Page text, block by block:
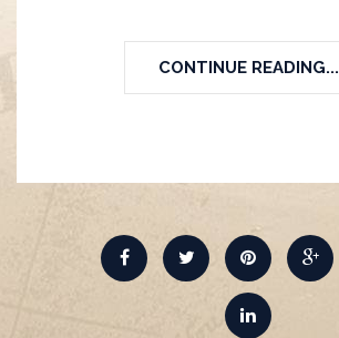
CONTINUE READING...